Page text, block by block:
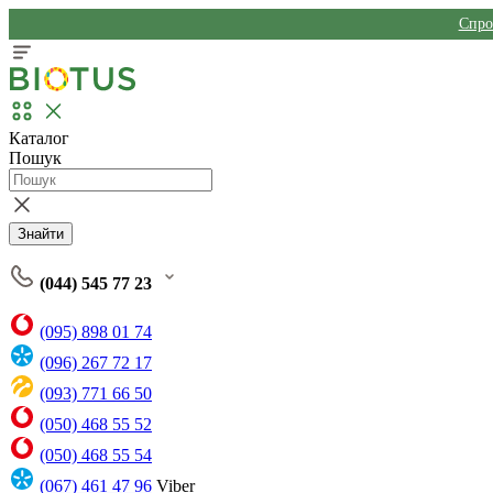
Каталог
Пошук
Знайти
(044) 545 77 23
(095) 898 01 74
(096) 267 72 17
(093) 771 66 50
(050) 468 55 52
(050) 468 55 54
(067) 461 47 96 Viber